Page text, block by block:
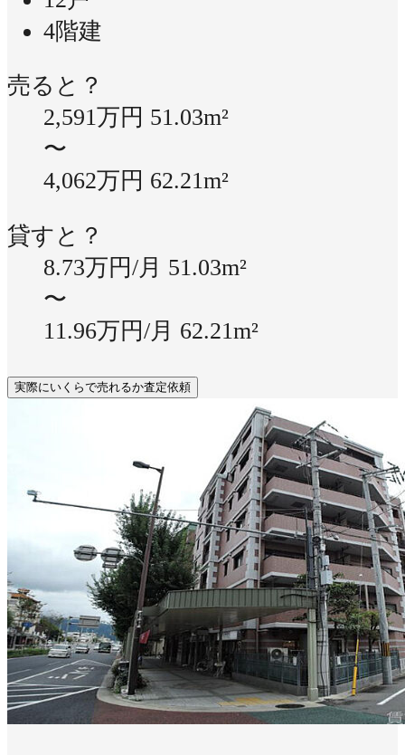
4階建
売ると？
2,591万円 51.03m²
〜
4,062万円 62.21m²
貸すと？
8.73万円/月 51.03m²
〜
11.96万円/月 62.21m²
実際にいくらで売れるか査定依頼